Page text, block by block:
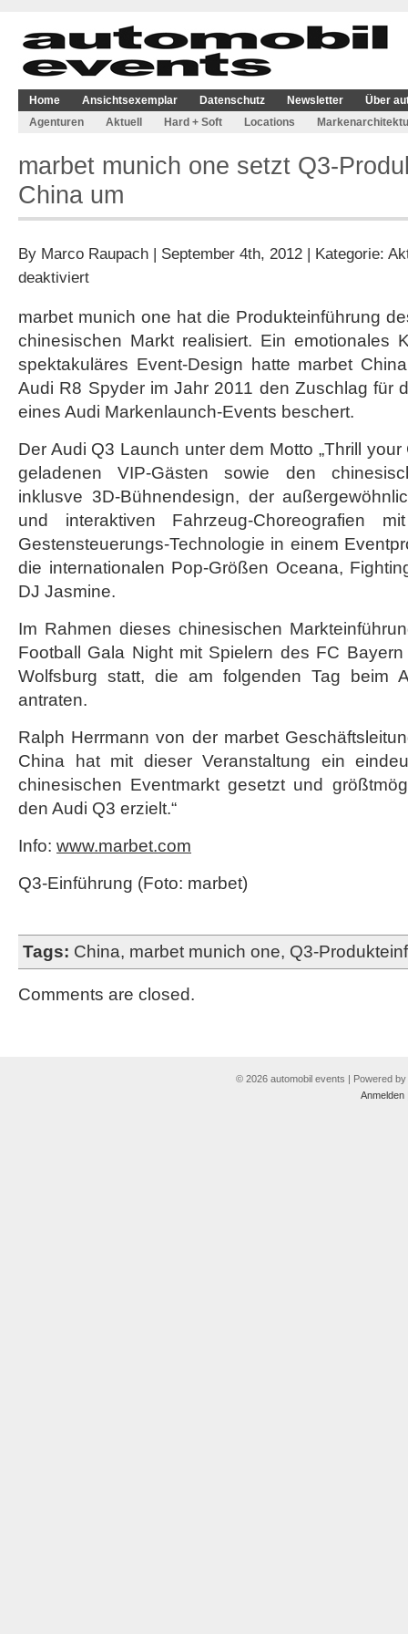
Home Ansichtsexemplar Datenschutz Newsletter
Über
Agenturen
Aktuell Hard + Soft Locations
marbet munich one setzt Q3-
China um
By Marco Raupach | September 4th, 2012 | Kategorie:
deaktiviertfür
one
setzt
Produkteinführung
in
China
um
marbet munich one hat die Produkteinführung
chinesischen Markt realisiert. Ein emotionales
spektakuläres Event-Design hatte marbet
Audi R8 Spyder im Jahr 2011 den Zuschlag für
eines Audi Markenlaunch-Events beschert.
Der Audi Q3 Launch unter dem Motto „Thrill
geladenen VIP-Gästen sowie den
inklusve 3D-Bühnendesign, der
und interaktiven Fahrzeug-Choreografien
Gestensteuerungs-Technologie in einem
die internationalen Pop-Größen Oceana,
DJ Jasmine.
Im Rahmen dieses chinesischen
Football Gala Night mit Spielern des FC
Wolfsburg statt, die am folgenden Tag beim
antraten.
Ralph Herrmann von der marbet
China hat mit dieser Veranstaltung ein
chinesischen Eventmarkt gesetzt und
den Audi Q3 erzielt.“
Info: www.marbet.com
Q3-Einführung (Foto: marbet)
Tags: China, marbet munich one, Q3-
Comments are closed.
© 2026 automobil events | Powered by
Anmelden|